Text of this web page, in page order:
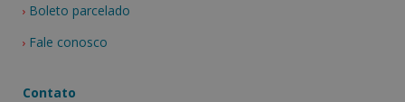
Boleto parcelado
Fale conosco
Contato